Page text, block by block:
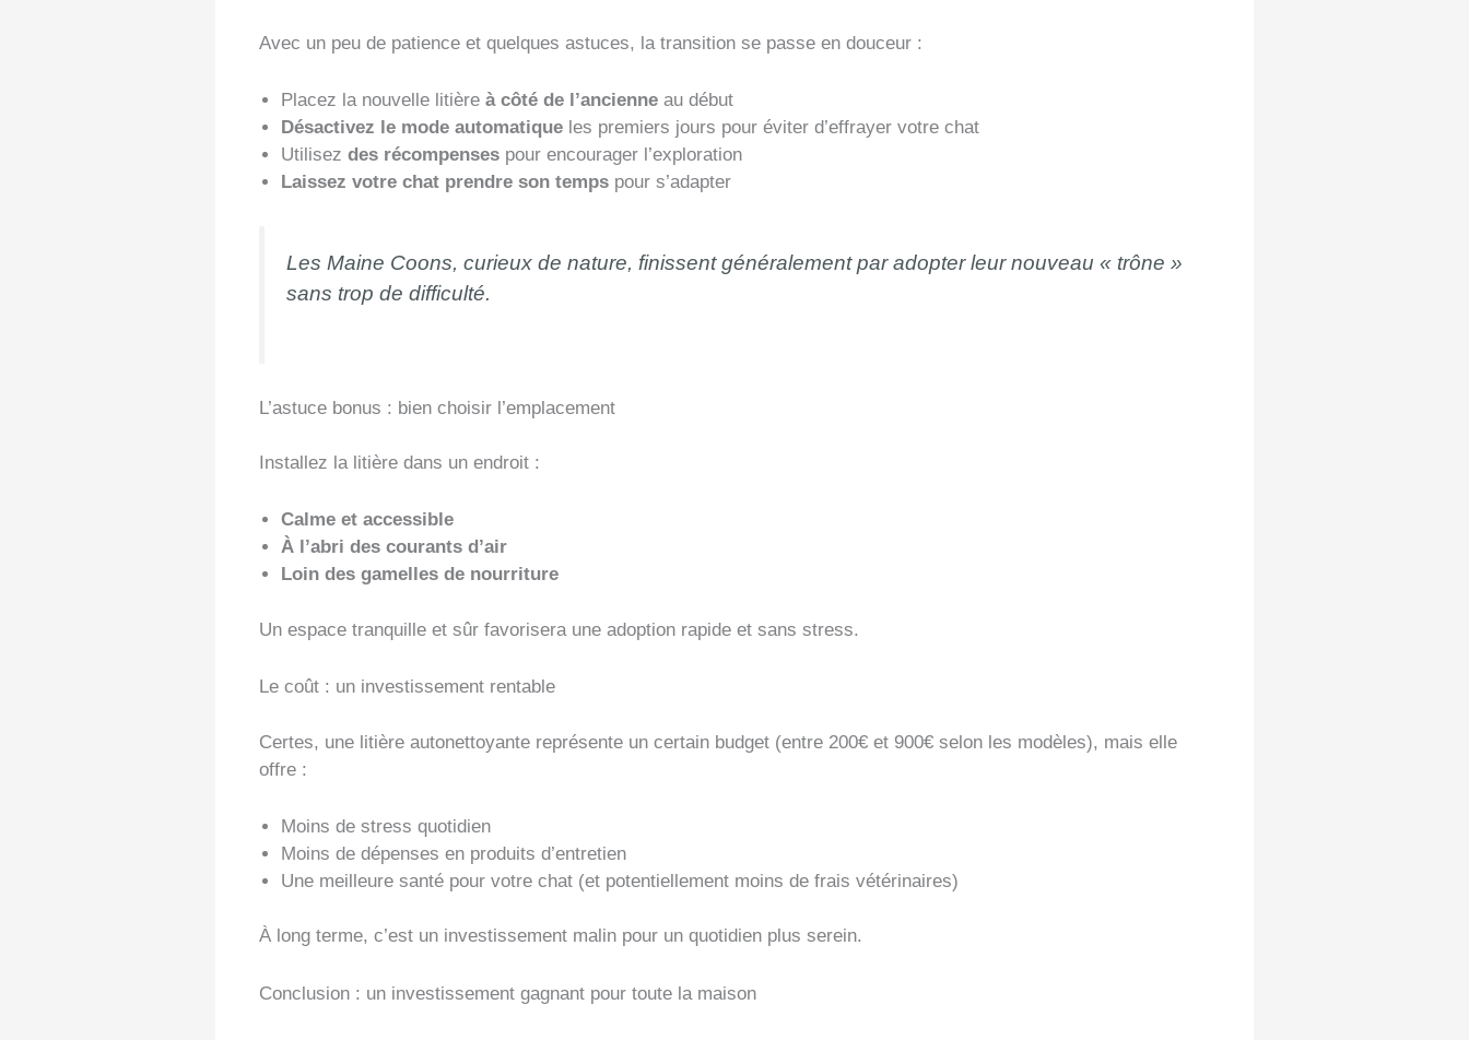
Avec un peu de patience et quelques astuces, la transition se passe en douceur :
Placez la nouvelle litière à côté de l’ancienne au début
Désactivez le mode automatique les premiers jours pour éviter d’effrayer votre chat
Utilisez des récompenses pour encourager l’exploration
Laissez votre chat prendre son temps pour s’adapter
Les Maine Coons, curieux de nature, finissent généralement par adopter leur nouveau « trône »
sans trop de difficulté.
L’astuce bonus : bien choisir l’emplacement
Installez la litière dans un endroit :
Calme et accessible
À l’abri des courants d’air
Loin des gamelles de nourriture
Un espace tranquille et sûr favorisera une adoption rapide et sans stress.
Le coût : un investissement rentable
Certes, une litière autonettoyante représente un certain budget (entre 200€ et 900€ selon les modèles), mais elle
offre :
Moins de stress quotidien
Moins de dépenses en produits d’entretien
Une meilleure santé pour votre chat (et potentiellement moins de frais vétérinaires)
À long terme, c’est un investissement malin pour un quotidien plus serein.
Conclusion : un investissement gagnant pour toute la maison